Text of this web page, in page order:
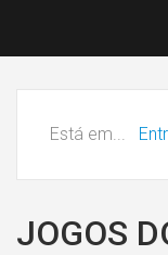
Está em...
JOGOS